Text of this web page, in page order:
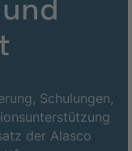
Schulungen,
der Alasco